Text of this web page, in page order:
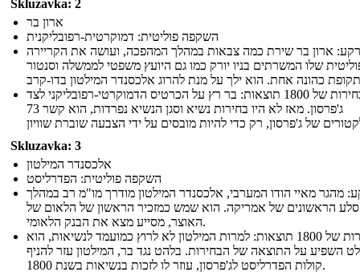
Skluzavka: 2
ארון בר
השקפה פוליטית: דמוקרטית-רפובליקנית
רקע: ארון בר שירת כמה צבאות במהלך המהפכה, ועושה את הקריירה
שלו המשרתים בניו יורק כמו גם היועץ משפטי לממשלה וסנטור
הבחירות של 1800 תוצאות: בר רץ על הכרטיס הדמוקרטי-רפובליקני לצד
ג'פרסון. מאז לא היו בחירות נשיא וסגן הנשיא נפרדות, הוא קשר 73
Skluzavka: 3
אלכסנדר המילטון
השקפה פוליטית: הפדרליסט
מהגר מאיי הודו המערבי, אלכסנדר המילטון מודרך מו"מ רב במהלך
הראשונים של אמריקה. הוא שמש כמזכיר הראשון של הלאום של
האוצר, מסייע מצא את הבנק הלאומי.
בחירות של 1800 תוצאות: למרות המילטון לא לרוץ כמועמד לנשיאות, הוא
השפיע על התוצאה של הבחירות. בלהט נגד בר, המילטון עזר להניף
קולות הפדרליסט לג'פרסון, עוזר לו לזכות בנשיאות בשנת 1800.